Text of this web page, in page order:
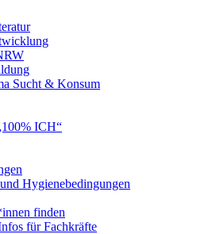
Sucht & Konsum
ICH“
Hygienebedingungen
finden
für Fachkräfte